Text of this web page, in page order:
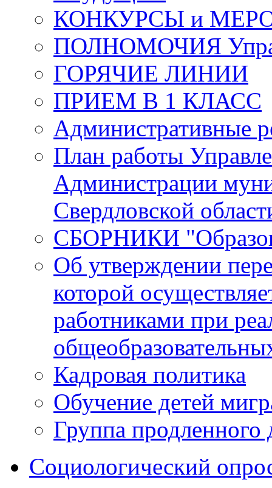
КОНКУРСЫ и
ПОЛНОМОЧИЯ
ГОРЯЧИЕ ЛИНИИ
ПРИЕМ В 1 КЛАСС
Административные
План работы
Администрации
Свердловской
СБОРНИКИ
Об утверждении
которой
работниками при
Кадровая политика
Обучение детей
Группа продленного
Социологический